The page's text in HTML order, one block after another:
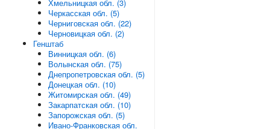
Хмельницкая обл. (3)
Черкасская обл. (5)
Черниговская обл. (22)
Черновицкая обл. (2)
Генштаб
Винницкая обл. (6)
Волынская обл. (75)
Днепропетровская обл. (5)
Донецкая обл. (10)
Житомирская обл. (49)
Закарпатская обл. (10)
Запорожская обл. (5)
Ивано-Франковская обл.